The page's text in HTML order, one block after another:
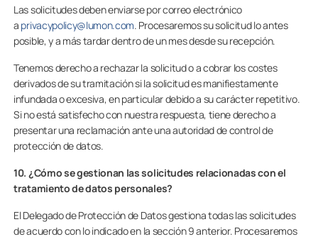
Las solicitudes deben enviarse por correo electrónico
a privacypolicy@lumon.com. Procesaremos su solicitud lo antes
posible, y a más tardar dentro de un mes desde su recepción.
Tenemos derecho a rechazar la solicitud o a cobrar los costes
derivados de su tramitación si la solicitud es manifiestamente
infundada o excesiva, en particular debido a su carácter repetitivo.
Si no está satisfecho con nuestra respuesta, tiene derecho a
presentar una reclamación ante una autoridad de control de
protección de datos.
10. ¿Cómo se gestionan las solicitudes relacionadas con el
tratamiento de datos personales?
El Delegado de Protección de Datos gestiona todas las solicitudes
de acuerdo con lo indicado en la sección 9 anterior. Procesaremos